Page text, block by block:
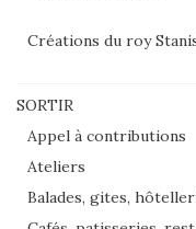
Créations du roy
SORTIR
Appel à contributions
Ateliers
Balades, gites,